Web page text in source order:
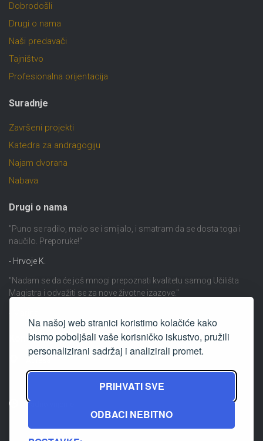
Na našoj web stranici koristimo kolačiće kako
bismo poboljšali vaše korisničko iskustvo, pružili
personalizirani sadržaj i analizirali promet.
PRIHVATI SVE
ODBACI NEBITNO
Dobrodošli
Drugi o nama
Naši predavači
Tajništvo
Profesionalna orijentacija
Suradnje
Završeni projekti
Katedra za andragogiju
Najam dvorana
Nabava
Drugi o nama
"Puno se radilo, malo se i smijalo, i smatram da se dosta toga i
naučilo. Preporuke!"
- Hrvoje K.
"Nadam se da će još mnogi prepoznati kvalitetu samog Učilišta
Magistra i odvažiti se za nove životne izazove."
- Marina
Kontakt
Radno vrijeme